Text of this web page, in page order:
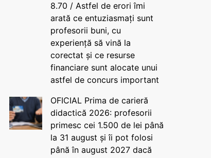
8.70 / Astfel de erori îmi
arată ce entuziasmați sunt
profesorii buni, cu
experiență să vină la
corectat și ce resurse
financiare sunt alocate unui
astfel de concurs important
OFICIAL Prima de carieră
didactică 2026: profesorii
primesc cei 1.500 de lei până
la 31 august și îi pot folosi
până în august 2027 dacă